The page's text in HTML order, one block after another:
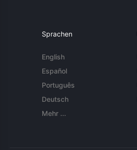
Sprachen
English
Español
Português
Deutsch
Mehr ...